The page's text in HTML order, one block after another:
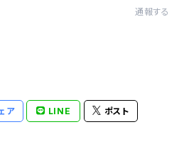
通報する
ア LINE ポスト